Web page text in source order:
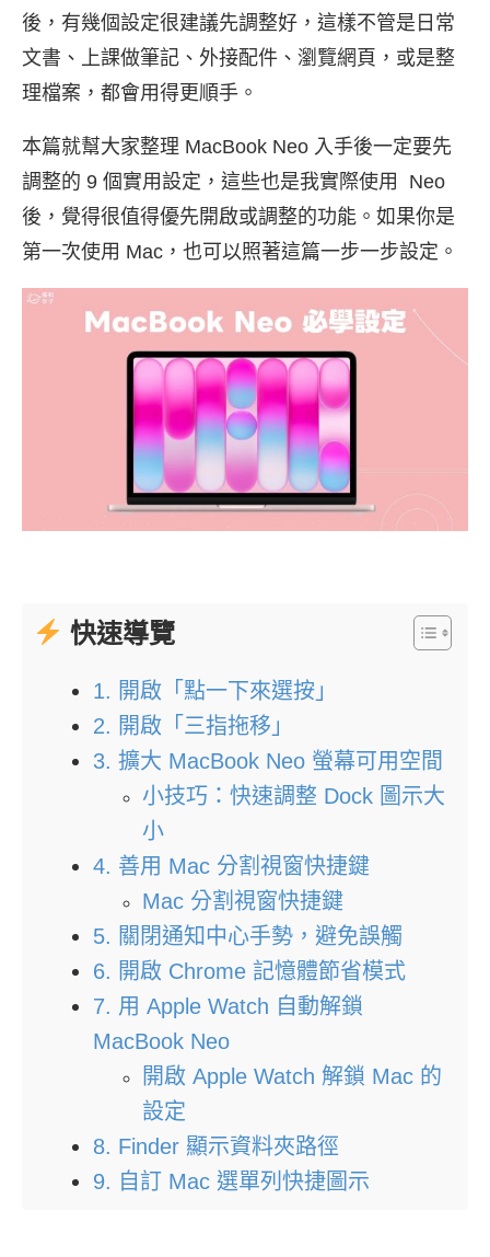
後，有幾個設定很建議先調整好，這樣不管是日常
文書、上課做筆記、外接配件、瀏覽網頁，或是整
理檔案，都會用得更順手。
本篇就幫大家整理 MacBook Neo 入手後一定要先
調整的 9 個實用設定，這些也是我實際使用 Neo
後，覺得很值得優先開啟或調整的功能。如果你是
第一次使用 Mac，也可以照著這篇一步一步設定。
快速導覽
1. 開啟「點一下來選按」
2. 開啟「三指拖移」
3. 擴大 MacBook Neo 螢幕可用空間
小技巧：快速調整 Dock 圖示大
小
4. 善用 Mac 分割視窗快捷鍵
Mac 分割視窗快捷鍵
5. 關閉通知中心手勢，避免誤觸
6. 開啟 Chrome 記憶體節省模式
7. 用 Apple Watch 自動解鎖
MacBook Neo
開啟 Apple Watch 解鎖 Mac 的
設定
8. Finder 顯示資料夾路徑
9. 自訂 Mac 選單列快捷圖示